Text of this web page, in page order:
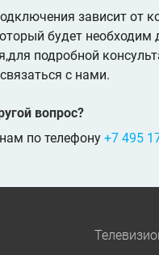
зависит от
будет необходим
подробной
с нами.
вопрос?
по телефону +7 495